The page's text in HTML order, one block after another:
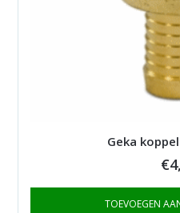
Geka
€
TOEVOEGEN